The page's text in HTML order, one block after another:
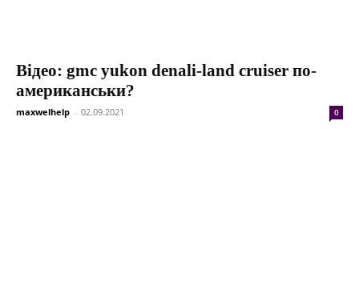
Відео: gmc yukon denali-land cruiser по-
американськи?
maxwelhelp - 02.09.2021 0